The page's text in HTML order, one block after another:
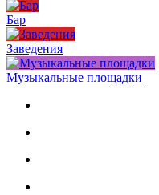
Бар
Заведения
Музыкальные площадки